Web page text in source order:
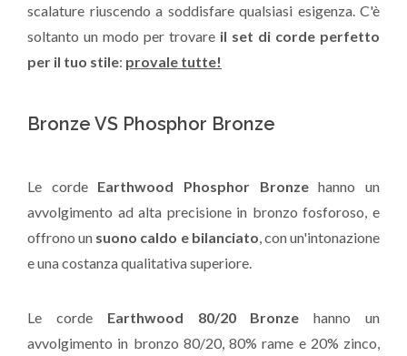
scalature riuscendo a soddisfare qualsiasi esigenza. C'è
soltanto un modo per trovare il set di corde perfetto
per il tuo stile: provale tutte!
Bronze VS Phosphor Bronze
Le corde Earthwood Phosphor Bronzehanno un
avvolgimento ad alta precisione in bronzo fosforoso, e
offrono un suono caldo e bilanciato , con un'intonazione
e una costanza qualitativa superiore.
Le corde Earthwood 80/20 Bronze hanno un
avvolgimento in bronzo 80/20, 80% rame e 20% zinco,